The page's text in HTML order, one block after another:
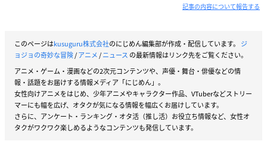
記事の内容について報告する
このページはkusuguru株式会社のにじめん編集部が作成・配信しています。 ジ
ョジョの奇妙な冒険/アニメ/ニュース の最新情報はリンク先をご覧ください。
アニメ・ゲーム・漫画などの2次元コンテンツや、声優・舞台・俳優などの情
報・話題をお届けする情報メディア「にじめん」。
女性向けアニメをはじめ、少年アニメやキャラクター作品、VTuberなどストリー
マーにも幅を広げ、オタクが気になる情報を幅広くお届けしています。
さらに、アンケート・ランキング・オタ活（推し活）お役立ち情報など、女性オ
タクがワクワク楽しめるようなコンテンツも発信しています。